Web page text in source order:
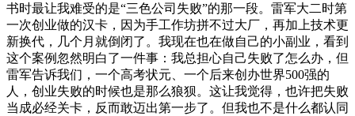
书时最让我难受的是“三色公司失败”的那一段。雷军大二时第
一次创业做的汉卡，因为手工作坊拼不过大厂，再加上技术更
新换代，几个月就倒闭了。我现在也在做自己的小副业，看到
这个案例忽然明白了一件事：我总担心自己失败了怎么办，但
雷军告诉我们，一个高考状元、一个后来创办世界500强的
人，创业失败的时候也是那么狼狈。这让我觉得，也许把失败
当成必经关卡，反而敢迈出第一步了。但我也不是什么都认同